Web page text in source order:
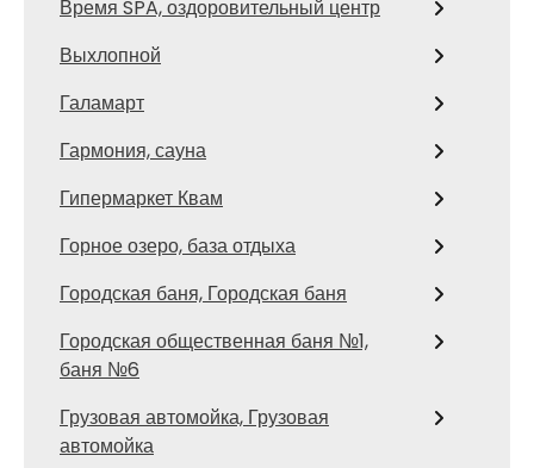
Время SPA, оздоровительный центр
Выхлопной
Галамарт
Гармония, сауна
Гипермаркет Квам
Горное озеро, база отдыха
Городская баня, Городская баня
Городская общественная баня №1,
баня №6
Грузовая автомойка, Грузовая
автомойка